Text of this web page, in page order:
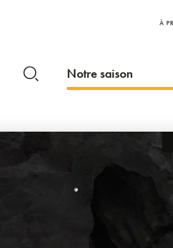
À
Notre saison